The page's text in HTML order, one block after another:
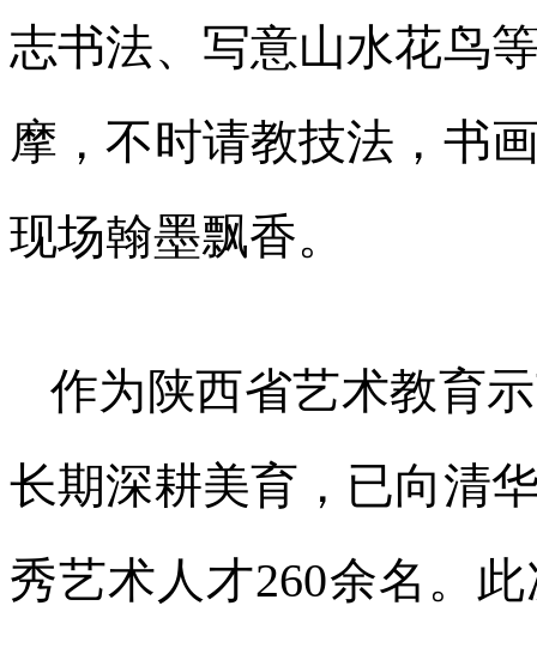
志书法、写意山水花鸟
摩，不时请教技法，书
现场翰墨飘香。
作为陕西省艺术教育
长期深耕美育，已向清
秀艺术人才260余名。